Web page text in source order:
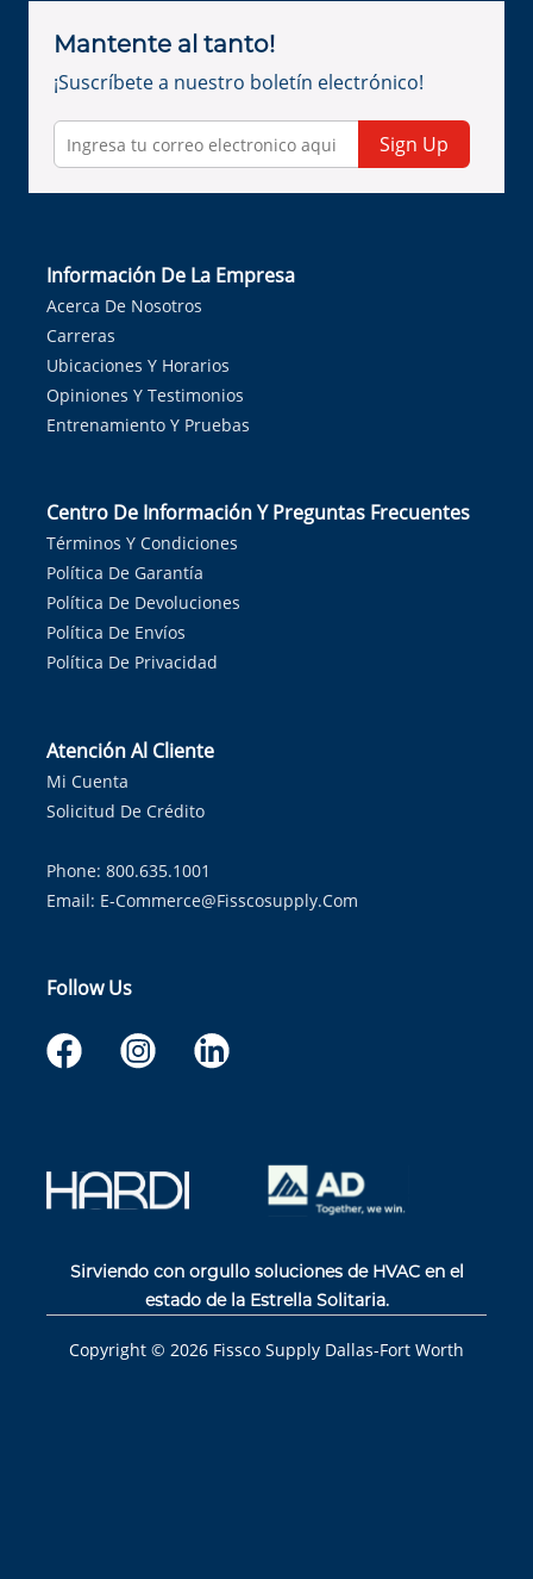
Mantente al tanto!
¡Suscríbete a nuestro boletín electrónico!
Sign Up
Información De La Empresa
Acerca De Nosotros
Carreras
Ubicaciones Y Horarios
Opiniones Y Testimonios
Entrenamiento Y Pruebas
Centro De Información Y Preguntas Frecuentes
Términos Y Condiciones
Política De Garantía
Política De Devoluciones
Política De Envíos
Política De Privacidad
Atención Al Cliente
Mi Cuenta
Solicitud De Crédito
Phone: 800.635.1001
Email: E-Commerce@fisscosupply.com
Follow Us
Sirviendo con orgullo soluciones de HVAC en el
estado de la Estrella Solitaria.
Copyright © 2026 Fissco Supply Dallas-Fort Worth